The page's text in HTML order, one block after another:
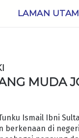
LAMAN
MUDA
Ismail Ibni
berkenaan di